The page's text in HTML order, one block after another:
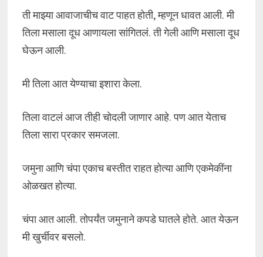
ती माझ्या आवाजाचीच वाट पाहत होती, म्हणून धावत आली. मी
तिला मसाला दूध आणायला सांगितलं. ती गेली आणि मसाला दूध
घेऊन आली.
मी तिला आत येण्याचा इशारा केला.
तिला वाटलं आज तीही चोदली जाणार आहे. पण आत येताच
तिला सारा प्रकार समजला.
जमुना आणि चंपा एकाच बस्तीत राहत होत्या आणि एकमेकींना
ओळखत होत्या.
चंपा आत आली. तोपर्यंत जमुनाने कपडे घातले होते. आत येऊन
मी खुर्चीवर बसलो.